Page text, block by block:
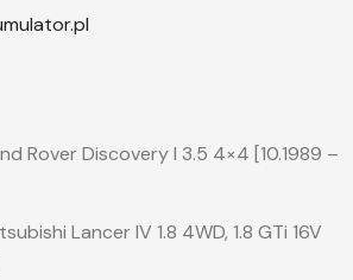
Rover Discovery I 3.5 4×4 [10.1989 –
Lancer IV 1.8 4WD, 1.8 GTi 16V